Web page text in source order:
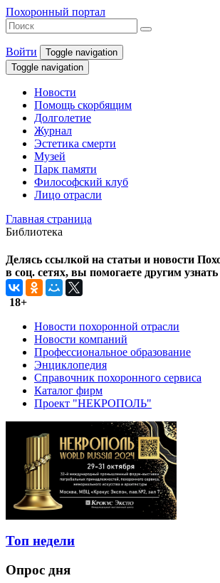
Похоронный портал
Войти
Toggle navigation
Toggle navigation
Новости
Помощь скорбящим
Долголетие
Журнал
Эстетика смерти
Музей
Парк памяти
Философский клуб
Лицо отрасли
Главная страница
Библиотека
Делясь ссылкой на статьи и новости
в соц. сетях, вы помогаете другим
18+
Новости похоронной отрасли
Новости компаний
Профессиональное образование
Энциклопедия
Справочник похоронного сервиса
Каталог фирм
Проект "НЕКРОПОЛЬ"
Топ недели
Опрос дня